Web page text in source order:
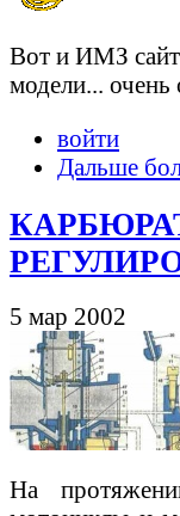
Вот и ИМЗ сайт
модели... очень
войти
Дальше
5 мар 2002
На